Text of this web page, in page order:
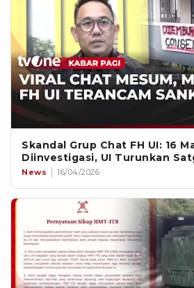
Skandal Grup Chat FH UI: 16
Diinvestigasi, UI Turunkan
News 16/04/2026